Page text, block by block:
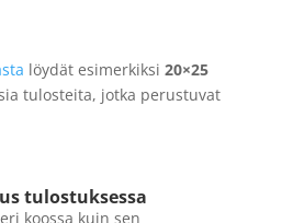
löydät esimerkiksi 20×25
tulosteita, jotka perustuvat
tulostuksessa
koossa kuin sen